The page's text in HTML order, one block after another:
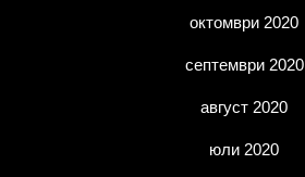
октомври 2020
септември 2020
август 2020
юли 2020